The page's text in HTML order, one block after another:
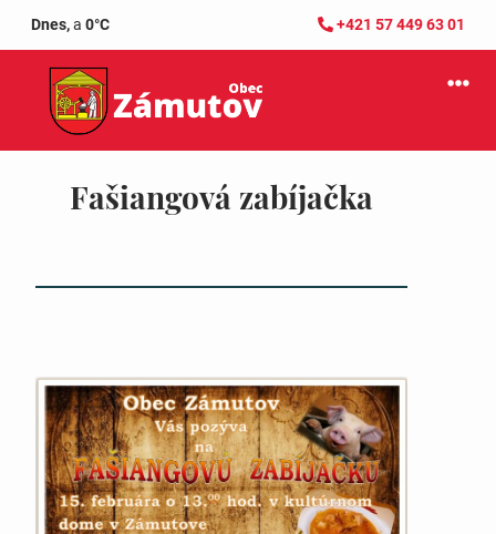
Dnes,a 0°C +421 57 449 63 01
Fašiangová zabíjačka